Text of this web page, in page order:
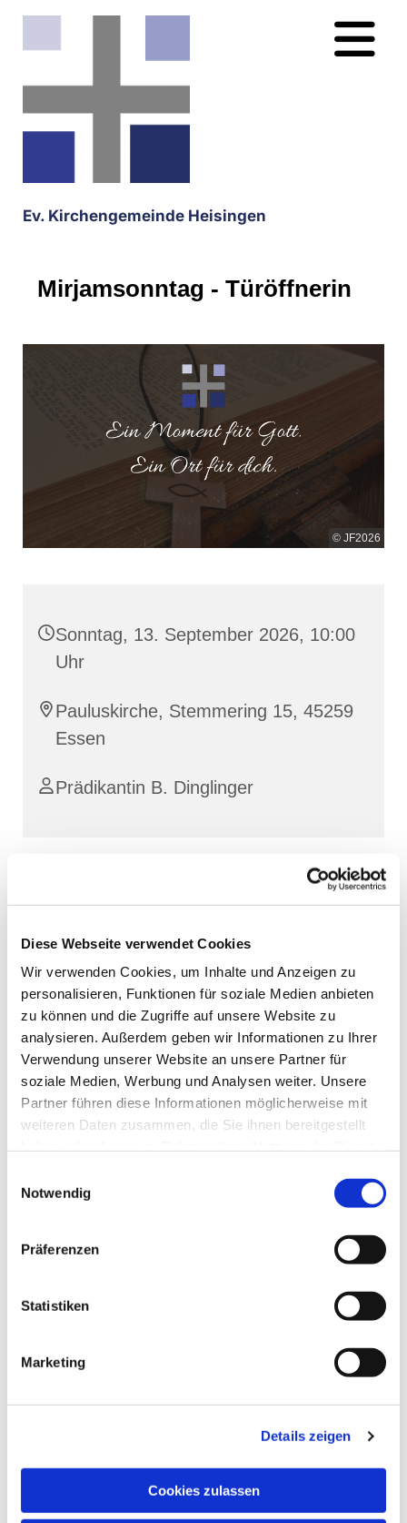
Diese Webseite verwendet Cookies
Wir verwenden Cookies, um Inhalte und Anzeigen zu
personalisieren, Funktionen für soziale Medien anbieten
zu können und die Zugriffe auf unsere Website zu
analysieren. Außerdem geben wir Informationen zu Ihrer
Verwendung unserer Website an unsere Partner für
soziale Medien, Werbung und Analysen weiter. Unsere
Partner führen diese Informationen möglicherweise mit
weiteren Daten zusammen, die Sie ihnen bereitgestellt
Notwendig
Präferenzen
Statistiken
Marketing
Details zeigen
Cookies zulassen
Ev. Kirchengemeinde Heisingen
Mirjamsonntag - Türöffnerin
© JF2026
Sonntag, 13. September 2026, 10:00
Uhr
Pauluskirche, Stemmering 15, 45259
Essen
Prädikantin B. Dinglinger
Dies könnte Sie auch